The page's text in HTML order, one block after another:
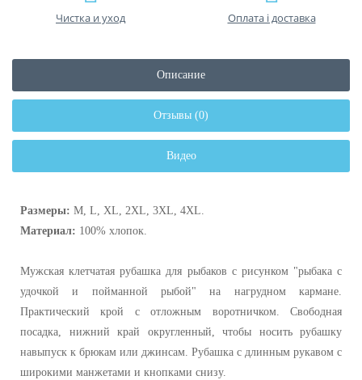
Чистка и уход Оплата і доставка
Описание
Отзывы (0)
Видео
Размеры: М, L, XL, 2XL, 3XL, 4XL.
Материал: 100% хлопок.
Мужская клетчатая рубашка для рыбаков с рисунком "рыбака с
удочкой и пойманной рыбой" на нагрудном кармане.
Практический крой с отложным воротничком. Свободная
посадка, нижний край округленный, чтобы носить рубашку
навыпуск к брюкам или джинсам. Рубашка с длинным рукавом с
широкими манжетами и кнопками снизу.